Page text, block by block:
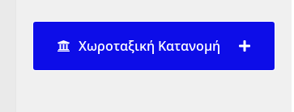
Χωροταξική Κατανομή